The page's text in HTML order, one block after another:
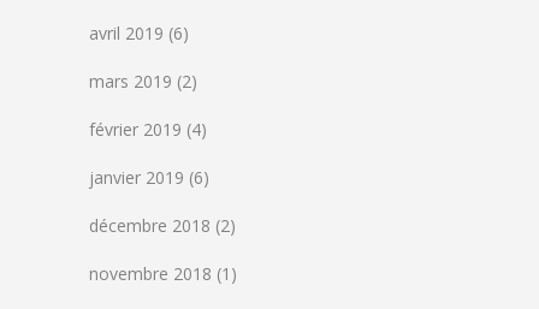
avril 2019 (6)
mars 2019 (2)
février 2019 (4)
janvier 2019 (6)
décembre 2018 (2)
novembre 2018 (1)